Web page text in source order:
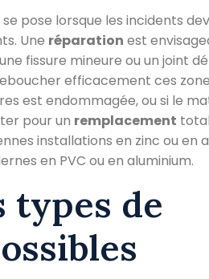
pose lorsque les incidents
Une réparation est
fissure mineure ou un joint
efficacement ces
est endommagée, ou si le
pour un remplacement
installations en zinc ou en
en PVC ou en aluminium.
types de